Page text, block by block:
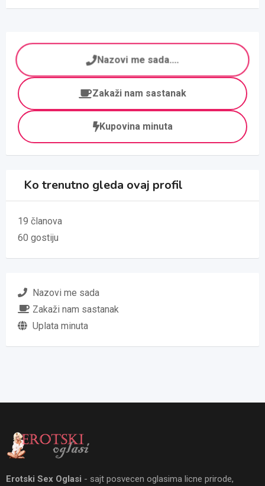
Nazovi me sada....
Zakaži nam sastanak
Kupovina minuta
Ko trenutno gleda ovaj profil
19 članova
60 gostiju
Nazovi me sada
Zakaži nam sastanak
Uplata minuta
Erotski Sex Oglasi - sajt posvecen oglasima licne prirode,